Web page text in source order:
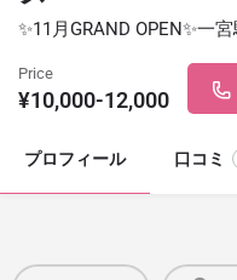
✨11月GRAND OPEN✨一
Price
¥10,000-12,000
プロフィール 口コミ